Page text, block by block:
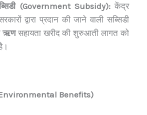
(Government Subsidy):केंद्र
द्वारा प्रदान की जाने वाली सब्सिडी
ऋणसहायता खरीद की शुरुआती लागत को
(Environmental Benefits)